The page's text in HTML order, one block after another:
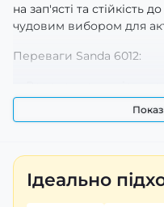
на зап'ясті та стійкість
чудовим вибором для
Переваги Sanda 6012:
годинник під час
Комбінований
Різноманітні функції:
таймер – все це
помічником у
Ідеально